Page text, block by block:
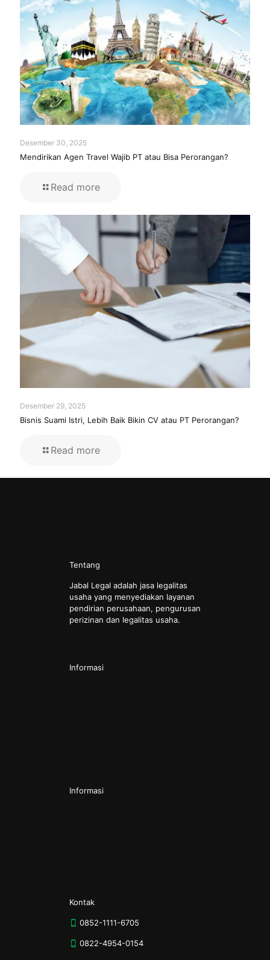
Desember 30, 2025
Mendirikan Agen Travel Wajib PT atau Bisa Perorangan?
Read more
Desember 29, 2025
Bisnis Suami Istri, Lebih Baik Bikin CV atau PT Perorangan?
Read more
Tentang
Jabal Legal adalah jasa legalitas
usaha yang menyediakan layanan
pendirian perusahaan, pengurusan
perizinan dan legalitas usaha.
Informasi
Informasi
Kontak
0852-1111-6705
0822-4954-0154